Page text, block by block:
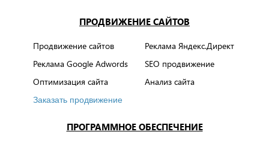
ПРОДВИЖЕНИЕ САЙТОВ
Продвижение сайтов
Реклама Яндекс.Директ
Реклама Google Adwords
SEO продвижение
Оптимизация сайта
Анализ сайта
Заказать продвижение
ПРОГРАММНОЕ ОБЕСПЕЧЕНИЕ